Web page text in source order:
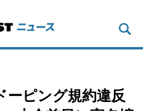
ーピング規約違反